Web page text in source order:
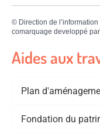
© Direction de
comarquage developpé par
Aides aux
Plan
Fondation du